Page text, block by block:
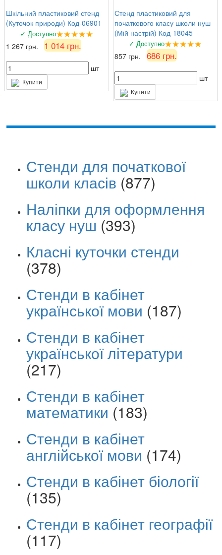
Шкільний пластиковий стенд
(Куточок природи) Код-06901
✓ Доступно★★★★★
1 267 грн. 1 014 грн.
шт
Купити
Стенд пластиковий для
початкового класу школи нуш
(Мій настрій) Код-18045
✓ Доступно★★★★★
857 грн. 686 грн.
шт
Купити
Стенди для початкової
школи класів (877)
Наліпки для оформлення
класу нуш (393)
Класні куточки стенди
(378)
Стенди в кабінет
української мови (187)
Стенди в кабінет
української літератури
(217)
Стенди в кабінет
математики (183)
Стенди в кабінет
англійської мови (174)
Стенди в кабінет біології
(135)
Стенди в кабінет географії
(117)